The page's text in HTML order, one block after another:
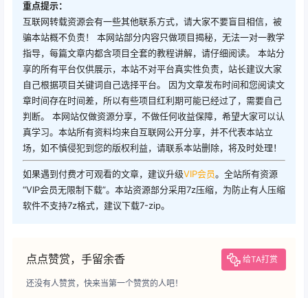
重点提示：
互联网转载资源会有一些其他联系方式，请大家不要盲目相信，被
骗本站概不负责！ 本网站部分内容只做项目揭秘，无法一对一教学
指导，每篇文章内都含项目全套的教程讲解，请仔细阅读。 本站分
享的所有平台仅供展示，本站不对平台真实性负责，站长建议大家
自己根据项目关键词自己选择平台。 因为文章发布时间和您阅读文
章时间存在时间差，所以有些项目红利期可能已经过了，需要自己
判断。 本网站仅做资源分享，不做任何收益保障，希望大家可以认
真学习。本站所有资料均来自互联网公开分享，并不代表本站立
场，如不慎侵犯到您的版权利益，请联系本站删除，将及时处理！
如果遇到付费才可观看的文章，建议升级VIP会员。全站所有资源
“VIP会员无限制下载”。本站资源部分采用7z压缩，为防止有人压缩
软件不支持7z格式，建议下载7-zip。
点点赞赏，手留余香 给TA打赏
还没有人赞赏，快来当第一个赞赏的人吧！